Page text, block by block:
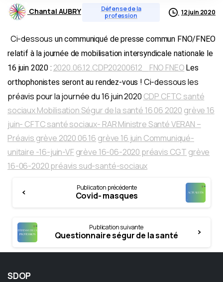
Chantal AUBRY
Défense de la
profession
12 juin 2020
Ci-dessous un communiqué de presse commun FNO/FNEO
relatif à la journée de mobilisation intersyndicale nationale le
16 juin 2020 : 2020.06.12.CDP20200612_ FNO FNEO Les
orthophonistes seront au rendez-vous ! Ci-dessous les
préavis pour la journée du 16 juin 2020 CDP CFTC santé
sociaux Mobilisation Ségur de la santé 16 06 2020 grève 16
juin- CFTC santé sociaux- RAR Ministre Santé VERAN –
Préavis grève 2020 06 16 grève 16 juin Communiqué-
unitaire -16-juin-VFgrève 16-06-2020 préavis CGT grève
16-06-2020 préavis sud-santé-sociaux
Reading
Publication précédente
Covid- masques
Publication suivante
Questionnaire ségur de la santé
SDOP